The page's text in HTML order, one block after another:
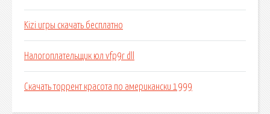
Kizi игры скачать бесплатно
Налогоплательщик юл vfp9r dll
Скачать торрент красота по американски 1999